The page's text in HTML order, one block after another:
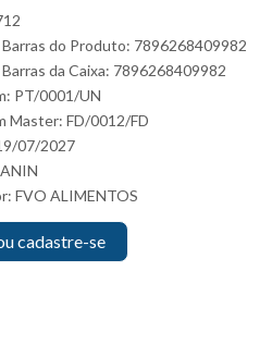
do Produto: 7896268409982
da Caixa: 7896268409982
PT/0001/UN
Master: FD/0012/FD
07/2027
FVO ALIMENTOS
cadastre-se